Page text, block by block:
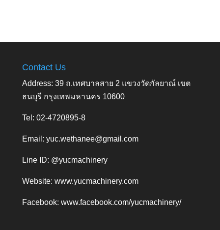
Contact Us
Address: 39 ถ.เทศบาลสาย 2 แขวงวัดกัลยาณ์ เขต
ธนบุรี กรุงเทพมหานคร 10600
Tel: 02-4720895-8
Email: yuc.wethanee@gmail.com
Line ID: @yucmachinery
Website: www.yucmachinery.com
Facebook: www.facebook.com/yucmachinery/